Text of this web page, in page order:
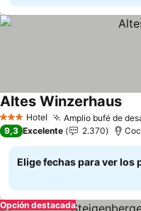
3 Estrellas
Hotel Amplio bufé de
Altes Winzerhaus
9,3 Excelente 2.370
Elige fechas para ver los
Opción destacada